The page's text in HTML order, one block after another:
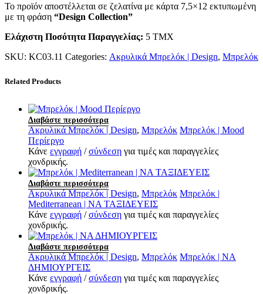
Το προϊόν αποστέλλεται σε ζελατίνα με κάρτα 7,5×12 εκτυπωμένη
με τη φράση “Design Collection”
Ελάχιστη Ποσότητα Παραγγελίας: 5 ΤΜΧ
SKU: KC03.11 Categories: Ακρυλικά Μπρελόκ | Design, Μπρελόκ
Related Products
Διαβάστε περισσότερα
Ακρυλικά Μπρελόκ | Design, Μπρελόκ Μπρελόκ | Mood
Περίεργο
Κάνε εγγραφή /σύνδεση για τιμές και παραγγελίες
χονδρικής.
Διαβάστε περισσότερα
Ακρυλικά Μπρελόκ | Design, Μπρελόκ Μπρελόκ |
Mediterranean | ΝΑ ΤΑΞΙΔΕΥΕΙΣ
Κάνε εγγραφή /σύνδεση για τιμές και παραγγελίες
χονδρικής.
Διαβάστε περισσότερα
Ακρυλικά Μπρελόκ | Design, Μπρελόκ Μπρελόκ | ΝΑ
ΔΗΜΙΟΥΡΓΕΙΣ
Κάνε εγγραφή /σύνδεση για τιμές και παραγγελίες
χονδρικής.